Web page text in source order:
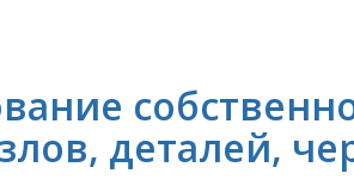
деталей,